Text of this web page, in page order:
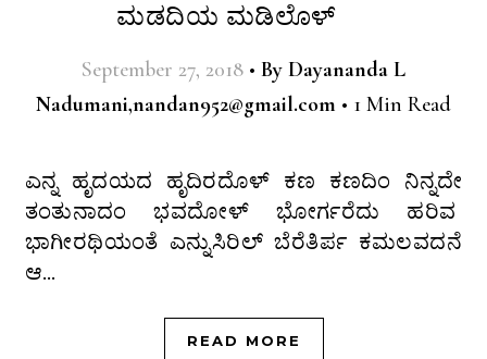
ಮಡದಿಯ ಮಡಿಲೊಳ್
September 27, 2018 • By Dayananda L
Nadumani,nandan952@gmail.com • 1 Min Read
ಎನ್ನ ಹೃದಯದ ಹೃದಿರದೊಳ್ ಕಣ ಕಣದಿಂ ನಿನ್ನದೇ
ತಂತುನಾದಂ ಭವದೋಳ್ ಭೋರ್ಗರೆದು ಹರಿವ
ಭಾಗೀರಥಿಯಂತೆ ಎನ್ನುಸಿರಿಲ್ ಬೆರೆತಿರ್ಪ ಕಮಲವದನೆ
ಆ…
READ MORE